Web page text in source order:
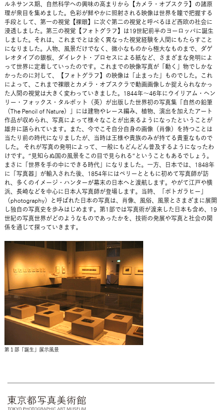
ルネサンス期、自然科学への興味の高まりから【カメラ・オブスクラ】の諸原
理が衆目を集めました。色彩が鮮やかに照射される映像は世界を瞳で把握する
手段として、第一の視覚【裸眼】に次ぐ第二の視覚と呼べるほど西欧の社会に
浸透しました。第三の視覚【フォトグラフ】は19世紀前半のヨーロッパに誕生
しました。それは、これまでとは全く異なった視覚経験を人間にもたらすこと
になりました。人物、風景だけでなく、微小なものから極大なものまで、ダゲ
レオタイプの銀板、ダイレクト・プロセスによる紙など、さまざまな発明によ
って世界に定着していったのです。これまでの映像写真が「動く」物でしかな
かったのに対して、【フォトグラフ】の映像は「止まった」ものでした。これ
によって、これまで裸眼とカメラ・オブスクラで動画画像しか捉えられなかっ
た人間の視覚は大きく変わっていきました。1844年～46年にウイリアム・ヘン
リー・フォックス・タルボット（英）が出版した世界初の写真集「自然の鉛筆
（The Pencil of Nature）」には建物やレース編み、植物、演出を加えたアート
作品が収められ、写真によって様々なことが出来るようになったということが
雄弁に語られています。また、今でこそ自分自身の画像（肖像）を持つことは
当たり前の時代になりましたが、当時は王様や貴族のみが持てる貴重なもので
した。 それが写真の発明によって、一般にもどんどん普及するようになったわ
けです。“見知らぬ国の風景をこの目で見られる”ということもあるでしょう。
まさに「世界を手の中にできる時代」になりました。一方、日本では、1848年
に「写真器」が輸入された後、1854年にはペリーとともに初めて写真師が訪
れ、多くのイメージ・ハンターが幕末の日本へと渡航します。やがて江戸や横
浜、長崎などを中心に日本人写真師が登場します。当時、「ポトガラヒー」
（photography）と呼ばれた日本の写真は、肖像、風俗、風景とさまざまに展開
し独自の写真史を歩みはじめます。第1部では写真術が渡来した日本も含め、19
世紀の写真世界がどのようなものであったかを、技術の発展や写真と社会の関
係を通じて探っていきます。
第１部「誕生」展示風景